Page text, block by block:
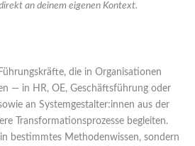
an deinem eigenen Kontext.
die in Organisationen
— in HR, OE, Geschäftsführung oder
an Systemgestalter:innen aus der
Transformationsprozesse begleiten.
bestimmtes Methodenwissen, sondern